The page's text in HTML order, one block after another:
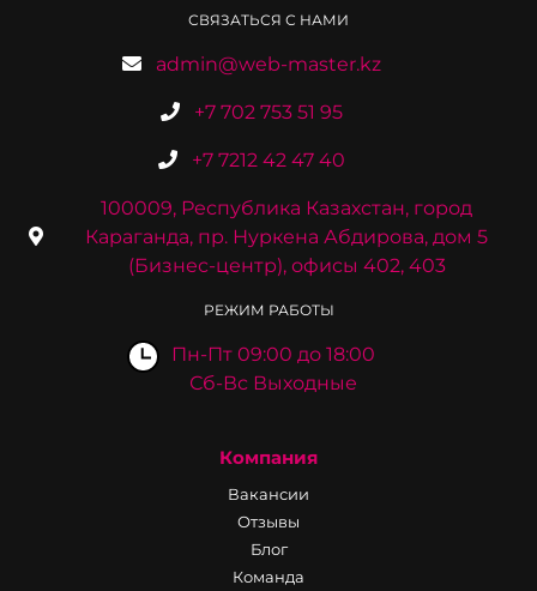
СВЯЗАТЬСЯ С НАМИ
admin@web-master.kz
+7 702 753 51 95
+7 7212 42 47 40
100009, Республика Казахстан, город
Караганда, пр. Нуркена Абдирова, дом 5
(Бизнес-центр), офисы 402, 403
РЕЖИМ РАБОТЫ
Пн-Пт 09:00 до 18:00
Сб-Вс Выходные
Компания
Вакансии
Отзывы
Блог
Команда